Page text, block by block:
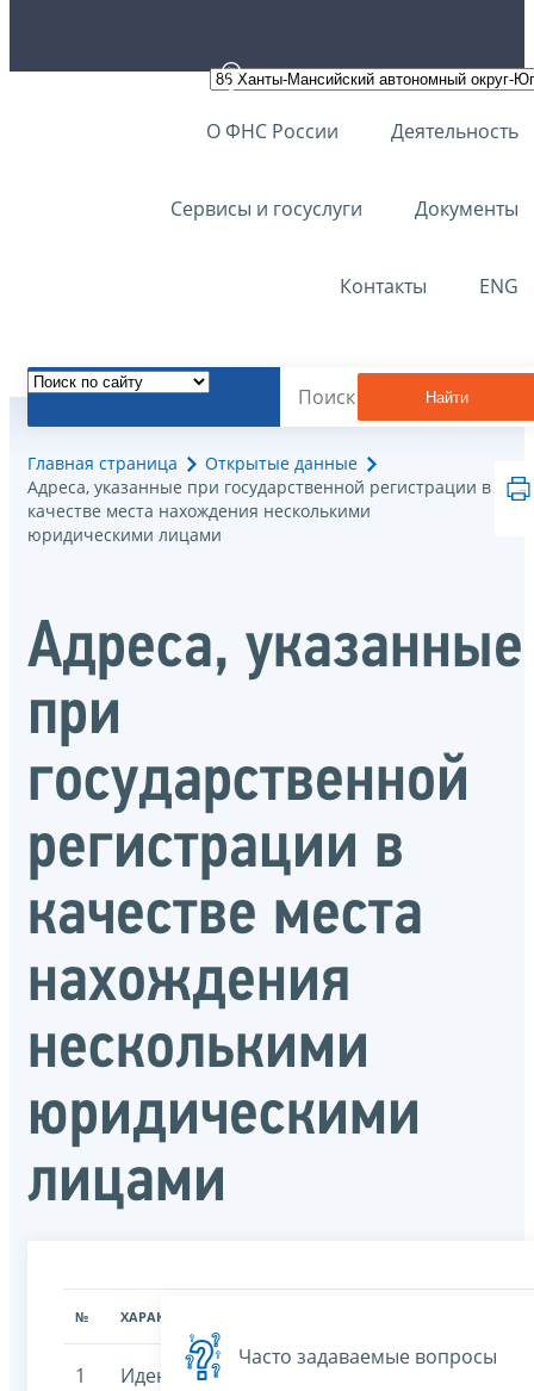
О ФНС России Деятельность
Сервисы и госуслуги Документы
Контакты ENG
Найти
Главная страница
Открытые данные
Адреса, указанные при государственной регистрации в
качестве места нахождения несколькими
юридическими лицами
Адреса, указанные
при
государственной
регистрации в
качестве места
нахождения
несколькими
юридическими
лицами
№ ХАРАКТЕРИСТИКА
1
Идентификационный
7707329152-
Часто задаваемые вопросы